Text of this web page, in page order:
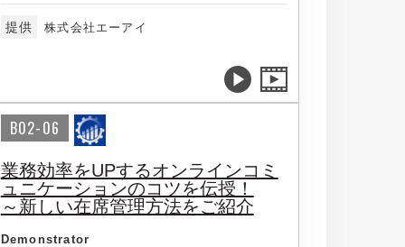
提供 株式会社エーアイ
B02-06
業務効率をUPするオンラインコミ
ュニケーションのコツを伝授！
～新しい在席管理方法をご紹介
Demonstrator